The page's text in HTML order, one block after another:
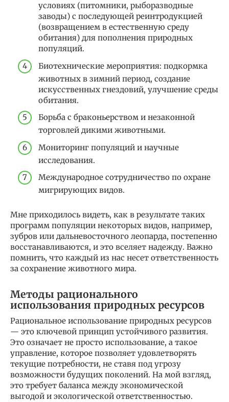
условиях (питомники, рыборазводные
заводы) с последующей реинтродукцией
(возвращением в естественную среду
обитания) для пополнения природных
популяций.
Биотехнические мероприятия: подкормка
животных в зимний период, создание
искусственных гнездовий, улучшение среды
обитания.
Борьба с браконьерством и незаконной
торговлей дикими животными.
Мониторинг популяций и научные
исследования.
Международное сотрудничество по охране
мигрирующих видов.
Мне приходилось видеть, как в результате таких
программ популяции некоторых видов, например,
зубров или дальневосточного леопарда, постепенно
восстанавливаются, и это вселяет надежду. Важно
помнить, что каждый из нас несет ответственность
за сохранение животного мира.
Методы рационального
использования природных ресурсов
Рациональное использование природных ресурсов
— это ключевой принцип устойчивого развития.
Это означает не просто использование, а такое
управление, которое позволяет удовлетворять
текущие потребности, не ставя под угрозу
возможности будущих поколений. На мой взгляд,
это требует баланса между экономической
выгодой и экологической ответственностью.